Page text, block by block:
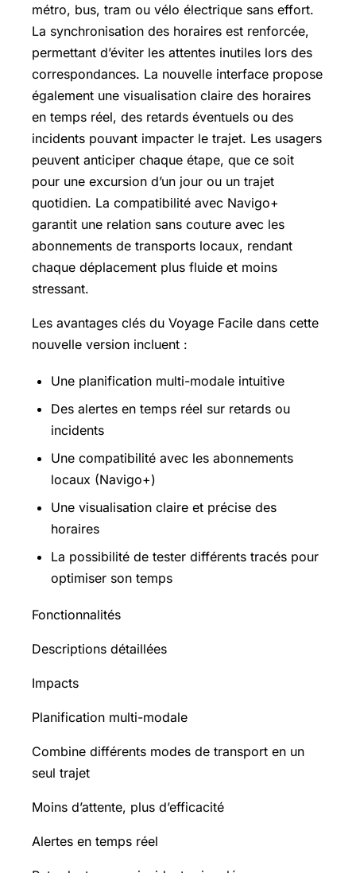
métro, bus, tram ou vélo électrique sans effort.
La synchronisation des horaires est renforcée,
permettant d’éviter les attentes inutiles lors des
correspondances. La nouvelle interface propose
également une visualisation claire des horaires
en temps réel, des retards éventuels ou des
incidents pouvant impacter le trajet. Les usagers
peuvent anticiper chaque étape, que ce soit
pour une excursion d’un jour ou un trajet
quotidien. La compatibilité avec Navigo+
garantit une relation sans couture avec les
abonnements de transports locaux, rendant
chaque déplacement plus fluide et moins
stressant.
Les avantages clés du Voyage Facile dans cette
nouvelle version incluent :
Une planification multi-modale intuitive
Des alertes en temps réel sur retards ou
incidents
Une compatibilité avec les abonnements
locaux (Navigo+)
Une visualisation claire et précise des
horaires
La possibilité de tester différents tracés pour
optimiser son temps
Fonctionnalités
Descriptions détaillées
Impacts
Planification multi-modale
Combine différents modes de transport en un
seul trajet
Moins d’attente, plus d’efficacité
Alertes en temps réel